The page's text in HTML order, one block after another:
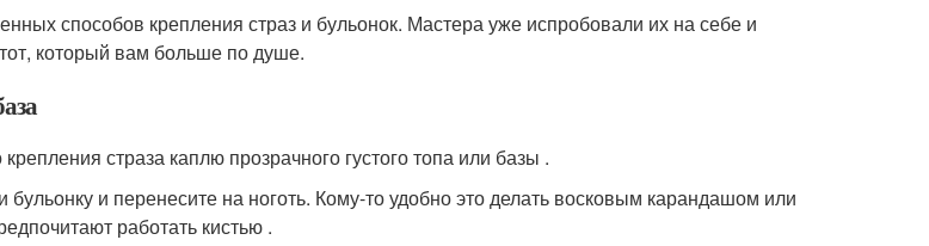
способов крепления страз и бульонок. Мастера уже испробовали их на себе и
который вам больше по душе.
страза каплю прозрачного густого топа или базы .
бульонку и перенесите на ноготь. Кому-то удобно это делать восковым карандашом или
работать кистью .